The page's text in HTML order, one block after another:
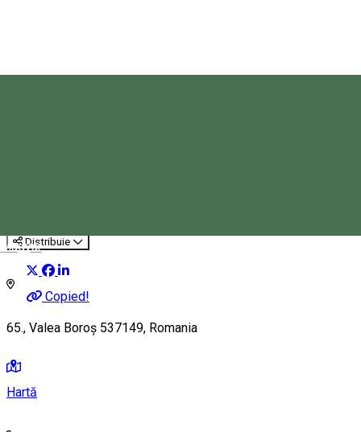
MagyarDistribuie
Copied!
65., Valea Boroș 537149, Romania
Hartă